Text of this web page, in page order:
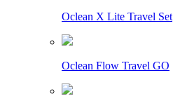
Oclean X Lite Travel Set
Oclean Flow Travel GO